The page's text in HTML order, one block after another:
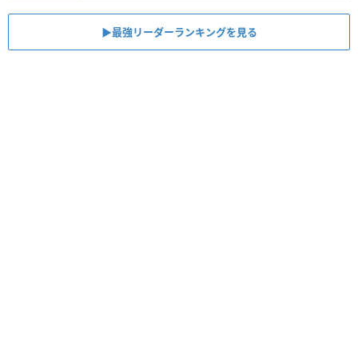
▶︎最強リーダーランキングを見る